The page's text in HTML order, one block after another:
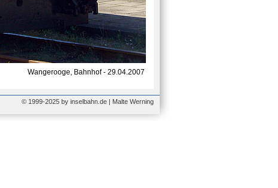
Wangerooge, Bahnhof - 29.04.2007
© 1999-2025 by inselbahn.de | Malte Werning